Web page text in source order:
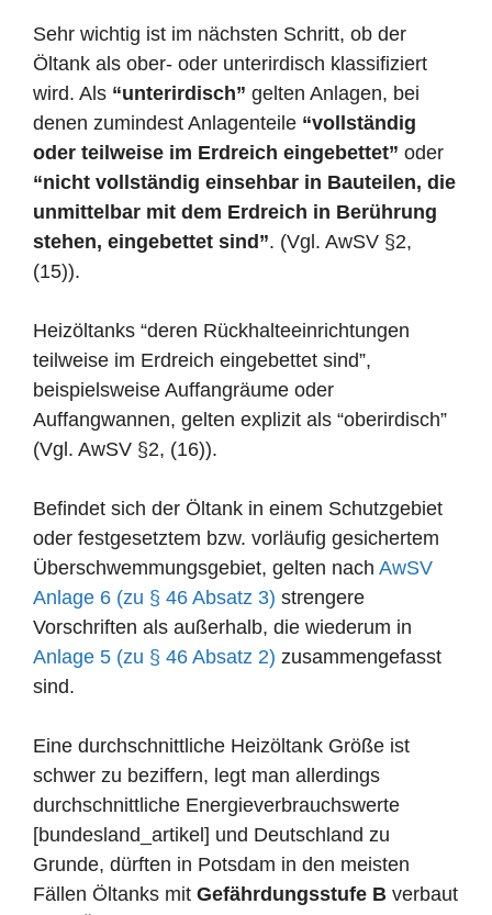
Sehr wichtig ist im nächsten Schritt, ob der
Öltank als ober- oder unterirdisch klassifiziert
wird. Als “unterirdisch” gelten Anlagen, bei
denen zumindest Anlagenteile “vollständig
oder teilweise im Erdreich eingebettet” oder
“nicht vollständig einsehbar in Bauteilen, die
unmittelbar mit dem Erdreich in Berührung
stehen, eingebettet sind”. (Vgl. AwSV §2,
(15)).
Heizöltanks “deren Rückhalteeinrichtungen
teilweise im Erdreich eingebettet sind”,
beispielsweise Auffangräume oder
Auffangwannen, gelten explizit als “oberirdisch”
(Vgl. AwSV §2, (16)).
Befindet sich der Öltank in einem Schutzgebiet
oder festgesetztem bzw. vorläufig gesichertem
Überschwemmungsgebiet, gelten nach AwSV
Anlage 6 (zu § 46 Absatz 3) strengere
Vorschriften als außerhalb, die wiederum in
Anlage 5 (zu § 46 Absatz 2) zusammengefasst
sind.
Eine durchschnittliche Heizöltank Größe ist
schwer zu beziffern, legt man allerdings
durchschnittliche Energieverbrauchswerte
[bundesland_artikel] und Deutschland zu
Grunde, dürften in Potsdam in den meisten
Fällen Öltanks mit Gefährdungsstufe B verbaut